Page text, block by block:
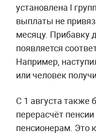
установлена I
выплаты не
месяцу. Прибавку
появляется
Например,
или человек
С 1 августа также
перерасчёт
пенсионерам. Это